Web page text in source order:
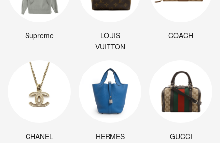
Supreme
LOUIS
VUITTON
COACH
CHANEL HERMES GUCCI